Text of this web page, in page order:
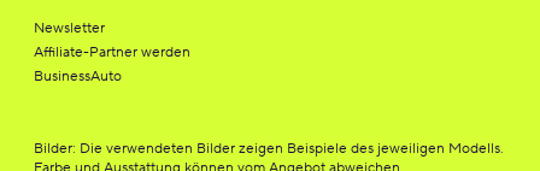
Newsletter
Affiliate-Partner werden
BusinessAuto
Bilder: Die verwendeten Bilder zeigen Beispiele des jeweiligen Modells.